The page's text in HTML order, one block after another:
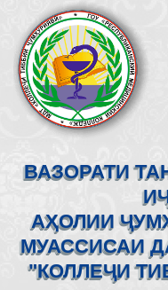
ВАЗОРАТИ
АҲОЛИИ
МУАССИСАИ
"КОЛЛЕҶИ